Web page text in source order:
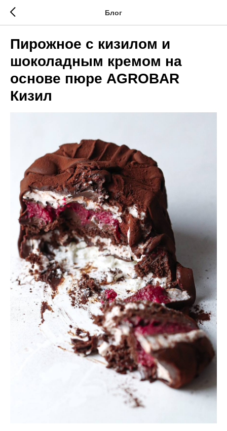
Блог
Пирожное с кизилом и
шоколадным кремом на
основе пюре AGROBAR
Кизил